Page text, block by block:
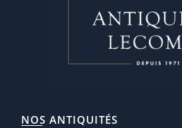
NOS ANTIQUITÉS